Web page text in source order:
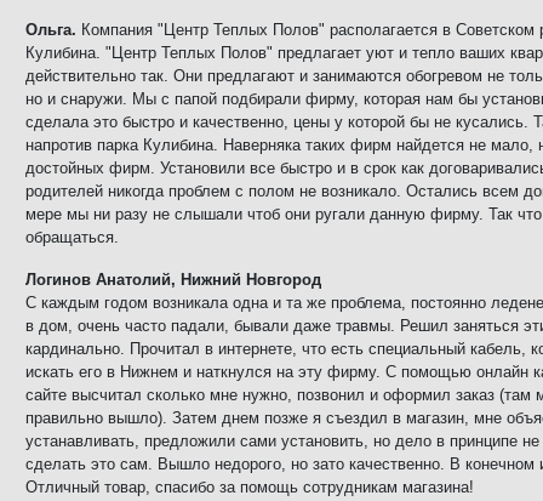
Ольга. Компания "Центр Теплых Полов" располагается в Советском
Кулибина. "Центр Теплых Полов" предлагает уют и тепло ваших
действительно так. Они предлагают и занимаются обогревом не
но и снаружи. Мы с папой подбирали фирму, которая нам бы
сделала это быстро и качественно, цены у которой бы не
напротив парка Кулибина. Наверняка таких фирм найдется не мало,
достойных фирм. Установили все быстро и в срок как
родителей никогда проблем с полом не возникало. Остались всем
мере мы ни разу не слышали чтоб они ругали данную фирму. Так
обращаться.
Логинов Анатолий, Нижний Новгород
С каждым годом возникала одна и та же проблема, постоянно
в дом, очень часто падали, бывали даже травмы. Решил заняться
кардинально. Прочитал в интернете, что есть специальный кабель,
искать его в Нижнем и наткнулся на эту фирму. С помощью онлайн
сайте высчитал сколько мне нужно, позвонил и оформил заказ (там
правильно вышло). Затем днем позже я съездил в магазин, мне
устанавливать, предложили сами установить, но дело в принципе
сделать это сам. Вышло недорого, но зато качественно. В конечном
Отличный товар, спасибо за помощь сотрудникам магазина!